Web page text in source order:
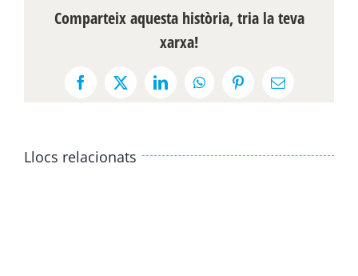
Comparteix aquesta història, tria la teva
xarxa!
Facebook
X LinkedInWhatsAppPinterestEmail:
Llocs relacionats